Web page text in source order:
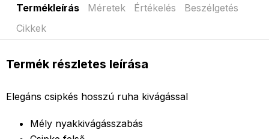
Termékleírás Méretek Értékelés
Beszélgetés
Cikkek
Termék részletes leírása
Elegáns csipkés hosszú ruha kivágással
Mély nyakkivágásszabás